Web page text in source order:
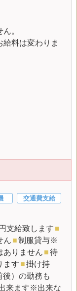
。
料は変わりま
交通費支給
円支給致します ■
ん ■制服貸与※
ありません ■待
ます ■掛け持
）の勤務も
来ます※出来な